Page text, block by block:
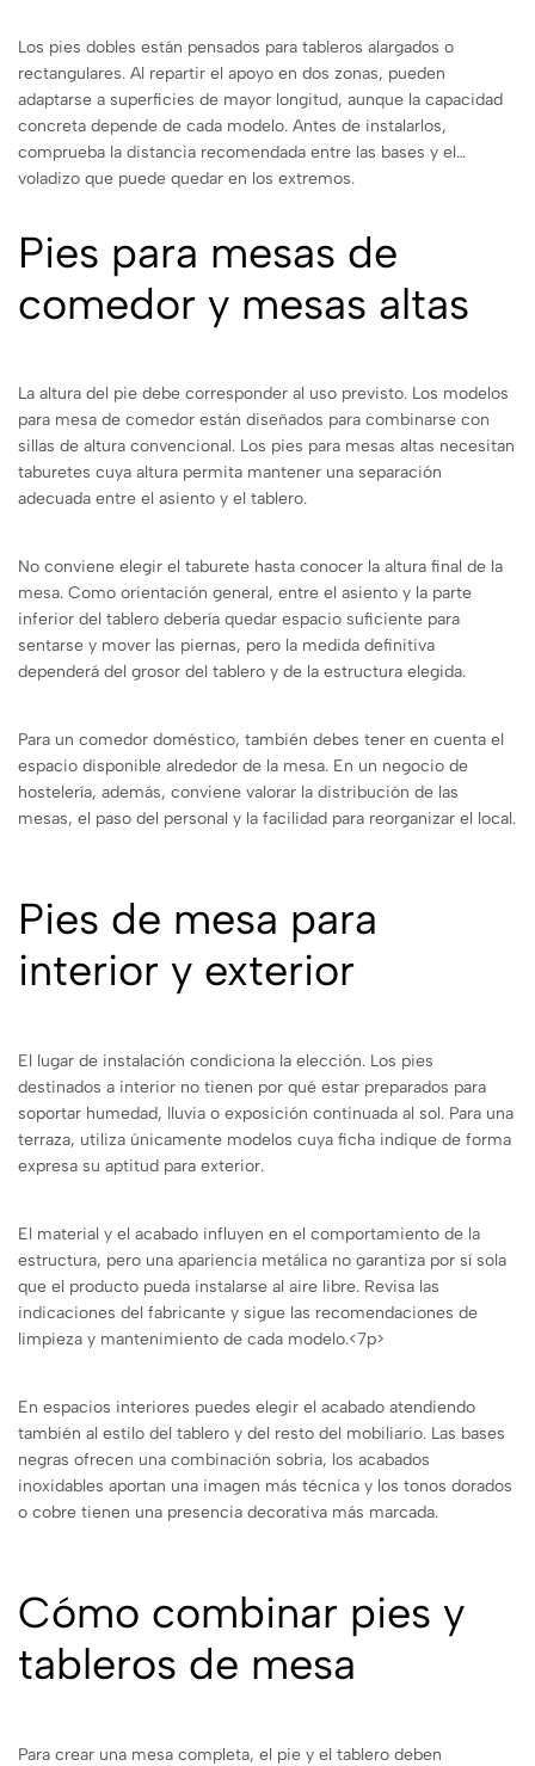
Los pies dobles están pensados para tableros alargados o
rectangulares. Al repartir el apoyo en dos zonas, pueden
adaptarse a superficies de mayor longitud, aunque la capacidad
concreta depende de cada modelo. Antes de instalarlos,
comprueba la distancia recomendada entre las bases y el
voladizo que puede quedar en los extremos.
Pies para mesas de
comedor y mesas altas
La altura del pie debe corresponder al uso previsto. Los modelos
para mesa de comedor están diseñados para combinarse con
sillas de altura convencional. Los pies para mesas altas necesitan
taburetes cuya altura permita mantener una separación
adecuada entre el asiento y el tablero.
No conviene elegir el taburete hasta conocer la altura final de la
mesa. Como orientación general, entre el asiento y la parte
inferior del tablero debería quedar espacio suficiente para
sentarse y mover las piernas, pero la medida definitiva
dependerá del grosor del tablero y de la estructura elegida.
Para un comedor doméstico, también debes tener en cuenta el
espacio disponible alrededor de la mesa. En un negocio de
hostelería, además, conviene valorar la distribución de las
mesas, el paso del personal y la facilidad para reorganizar el local.
Pies de mesa para
interior y exterior
El lugar de instalación condiciona la elección. Los pies
destinados a interior no tienen por qué estar preparados para
soportar humedad, lluvia o exposición continuada al sol. Para una
terraza, utiliza únicamente modelos cuya ficha indique de forma
expresa su aptitud para exterior.
El material y el acabado influyen en el comportamiento de la
estructura, pero una apariencia metálica no garantiza por sí sola
que el producto pueda instalarse al aire libre. Revisa las
indicaciones del fabricante y sigue las recomendaciones de
limpieza y mantenimiento de cada modelo.<7p>
En espacios interiores puedes elegir el acabado atendiendo
también al estilo del tablero y del resto del mobiliario. Las bases
negras ofrecen una combinación sobria, los acabados
inoxidables aportan una imagen más técnica y los tonos dorados
o cobre tienen una presencia decorativa más marcada.
Cómo combinar pies y
tableros de mesa
Para crear una mesa completa, el pie y el tablero deben